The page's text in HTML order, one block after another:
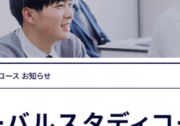
卒業生の方へ
保護者・在校
ース お知らせ